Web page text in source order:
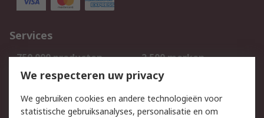
Services
750.000 producten
2.500 merken
Bestellen
Inkoopoplossingen
Track & Trace
We respecteren uw privacy
We gebruiken cookies en andere technologieën voor
statistische gebruiksanalyses, personalisatie en om